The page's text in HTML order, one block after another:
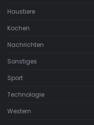
Haustiere
Kochen
Nachrichten
Sonstiges
Sport
Technologie
Western